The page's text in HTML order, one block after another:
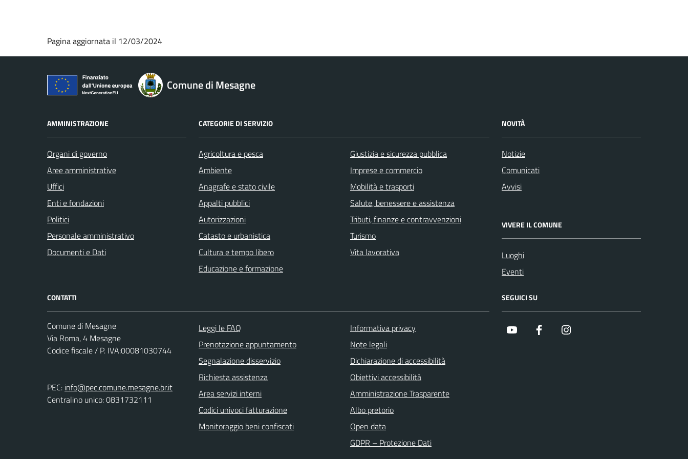
Pagina aggiornata il 12/03/2024
Comune di Mesagne
AMMINISTRAZIONE
Organi di governo
Aree amministrative
Uffici
Enti e fondazioni
Politici
Personale amministrativo
Documenti e Dati
CATEGORIE DI SERVIZIO
Agricoltura e pesca
Ambiente
Anagrafe e stato civile
Appalti pubblici
Autorizzazioni
Catasto e urbanistica
Cultura e tempo libero
Educazione e formazione
Giustizia e sicurezza pubblica
Imprese e commercio
Mobilità e trasporti
Salute, benessere e assistenza
Tributi, finanze e contravvenzioni
Turismo
Vita lavorativa
NOVITÀ
Notizie
Comunicati
Avvisi
VIVERE IL COMUNE
Luoghi
Eventi
CONTATTI
Comune di Mesagne
Via Roma, 4 Mesagne
Codice fiscale / P. IVA:00081030744
PEC: info@pec.comune.mesagne.br.it
Centralino unico: 0831732111
Leggi le FAQ
Prenotazione appuntamento
Segnalazione disservizio
Richiesta assistenza
Area servizi interni
Codici univoci fatturazione
Monitoraggio beni confiscati
Informativa privacy
Note legali
Dichiarazione di accessibilità
Obiettivi accessibilità
Amministrazione Trasparente
Albo pretorio
Open data
GDPR – Protezione Dati
SEGUICI SU
Youtube Facebook